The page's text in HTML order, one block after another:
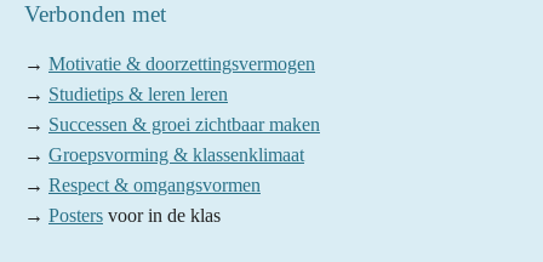
Verbonden met
→ Motivatie & doorzettingsvermogen
→ Studietips & leren leren
→ Successen & groei zichtbaar maken
→ Groepsvorming & klassenklimaat
→ Respect & omgangsvormen
→ Posters voor in de klas